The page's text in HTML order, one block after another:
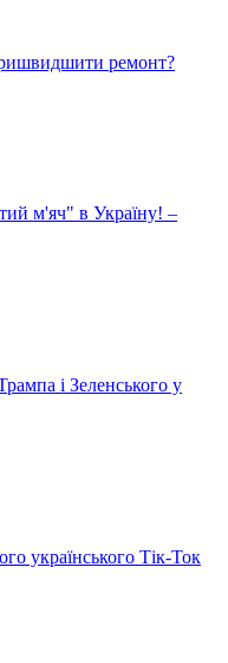
ремонт?
м'яч" в Україну! –
і Зеленського у
українського Тік-Ток